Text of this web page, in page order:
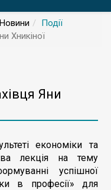
Новини
Події
Хникіної
Яни
економіки та
лекція на тему
успішної
в професії» для